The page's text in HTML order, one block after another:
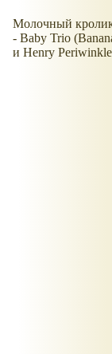
Молочный кролик
- Baby Trio
и Henry